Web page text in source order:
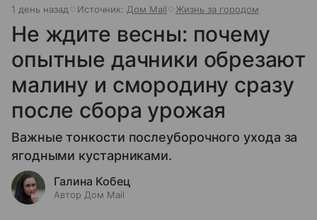
1 день назад Источник: Дом Mail Жизнь за городом
Не ждите весны: почему
опытные дачники обрезают
малину и смородину сразу
после сбора урожая
Важные тонкости послеуборочного ухода за
ягодными кустарниками.
Галина Кобец
Автор Дом Mail